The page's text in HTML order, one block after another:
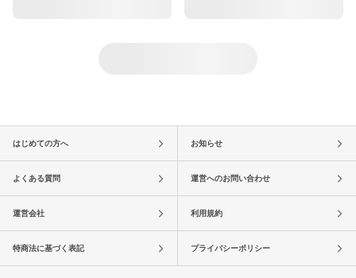
はじめての方へ お知らせ
よくある質問 運営へのお問い合わせ
運営会社 利用規約
特商法に基づく表記 プライバシーポリシー